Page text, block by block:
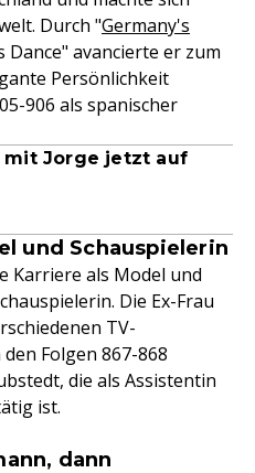
Durch "Germany's
Dance" avancierte er zum
Persönlichkeit
906 als spanischer
mit Jorge jetzt auf
und Schauspielerin
Karriere als Model und
Die Ex-Frau
TV-
Folgen 867-868
die als Assistentin
ist.
dann